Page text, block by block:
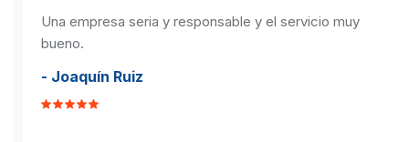
Una empresa seria y responsable y el servicio muy
bueno.
- Joaquín Ruiz